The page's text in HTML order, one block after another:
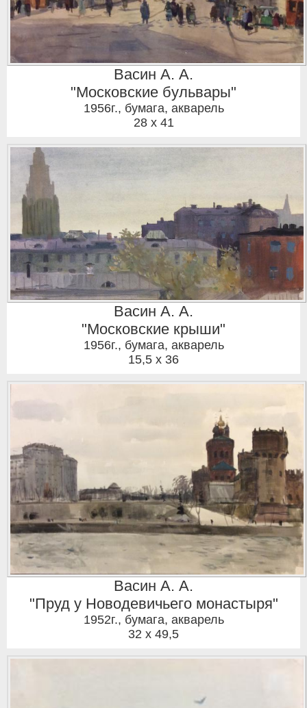
Васин А. А.
"Московские бульвары"
1956г., бумага, акварель
28 x 41
Васин А. А.
"Московские крыши"
1956г., бумага, акварель
15,5 x 36
Васин А. А.
"Пруд у Новодевичьего монастыря"
1952г., бумага, акварель
32 x 49,5